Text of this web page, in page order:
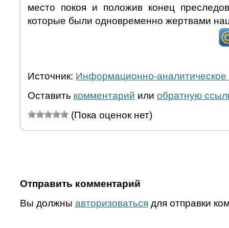
место покоя и положив конец
которые были одновременно жертвами
Источник: Информационно-аналитическое
Оставить комментарий или обратную
(Пока оценок нет)
Отправить комментарий
Вы должны авторизоваться для отправки